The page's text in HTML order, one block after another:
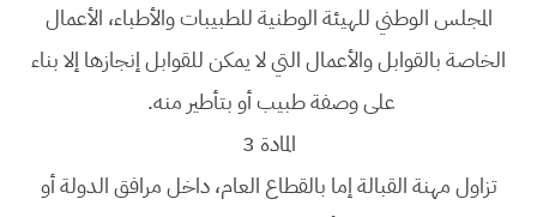
المجلس الوطني للهيئة الوطنية للطبيبات والأطباء، الأعمال
الخاصة بالقوابل والأعمال التي لا يمكن للقوابل إنجازها إلا بناء
على وصفة طبيب أو بتأطير منه.
المادة 3
تزاول مهنة القبالة إما بالقطاع العام، داخل مرافق الدولة أو